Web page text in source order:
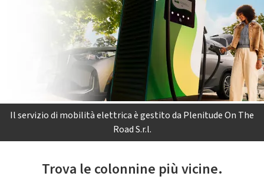
Il servizio di mobilità elettrica è gestito da Plenitude On The
Road S.r.l.
Trova le colonnine più vicine.